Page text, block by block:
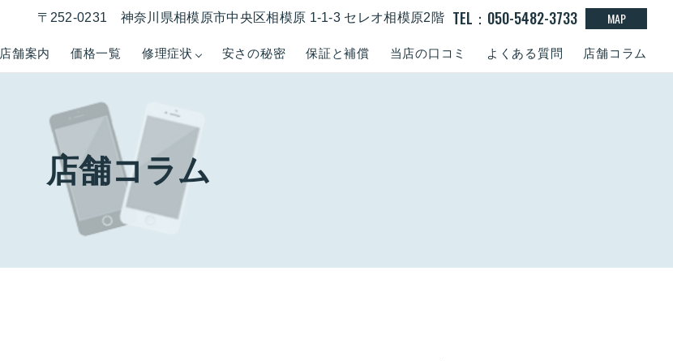
店舗案内 価格一覧 修理症状 安さの秘密 保証と補償 当店の口コミ よくある質問 店舗コラム
〒252-0231 神奈川県相模原市中央区相模原 1-1-3 セレオ相模原2階 TEL：050-5482-3733 MAP
店舗コラム